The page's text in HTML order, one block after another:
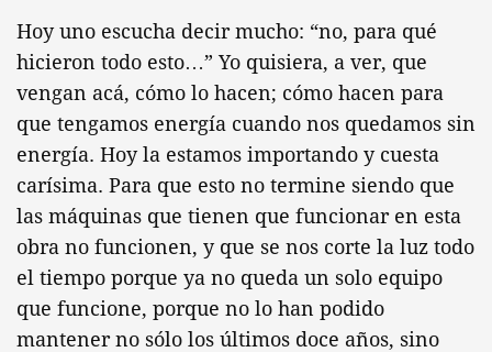
Hoy uno escucha decir mucho: “no, para qué
hicieron todo esto…” Yo quisiera, a ver, que
vengan acá, cómo lo hacen; cómo hacen para
que tengamos energía cuando nos quedamos sin
energía. Hoy la estamos importando y cuesta
carísima. Para que esto no termine siendo que
las máquinas que tienen que funcionar en esta
obra no funcionen, y que se nos corte la luz todo
el tiempo porque ya no queda un solo equipo
que funcione, porque no lo han podido
mantener no sólo los últimos doce años, sino